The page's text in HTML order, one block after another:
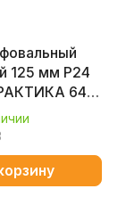
125 мм Р24
645-